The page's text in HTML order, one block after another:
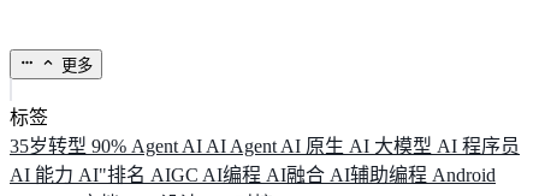
更多
标签
35岁转型 90% Agent AI AI Agent AI 原生 AI 大模型 AI 程序员
AI 能力 AI"排名 AIGC AI编程 AI融合 AI辅助编程 Android